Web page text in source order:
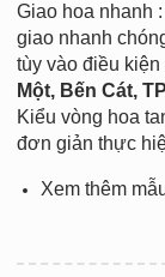
Giao hoa nhanh :
giao nhanh
tùy vào điều
Một, Bến Cát,
Kiểu vòng hoa
đơn giản thực
Xem thêm